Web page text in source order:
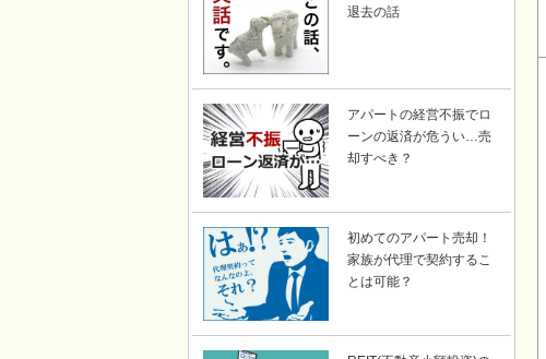
退去の話
アパートの経営不振でロ
ーンの返済が危うい…売
却すべき？
初めてのアパート売却！
家族が代理で契約するこ
とは可能？